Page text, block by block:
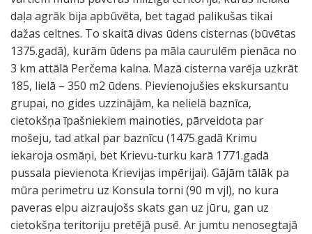
daļa agrāk bija apbūvēta, bet tagad palikušas tikai
dažas celtnes. To skaitā divas ūdens cisternas (būvētas
1375.gadā), kurām ūdens pa māla caurulēm pienāca no
3 km attālā Perčema kalna. Mazā cisterna varēja uzkrāt
185, lielā – 350 m2 ūdens. Pievienojušies ekskursantu
grupai, no gides uzzinājām, ka nelielā baznīca,
cietokšņa īpašniekiem mainoties, pārveidota par
mošeju, tad atkal par baznīcu (1475.gadā Krimu
iekaroja osmāņi, bet Krievu-turku karā 1771.gadā
pussala pievienota Krievijas impērijai). Gājām tālāk pa
mūra perimetru uz Konsula torni (90 m vjl), no kura
paveras elpu aizraujošs skats gan uz jūru, gan uz
cietokšņa teritoriju pretējā pusē. Ar jumtu nenosegtajā